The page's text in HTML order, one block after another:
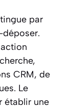
par
CRM, de
Le
établir une